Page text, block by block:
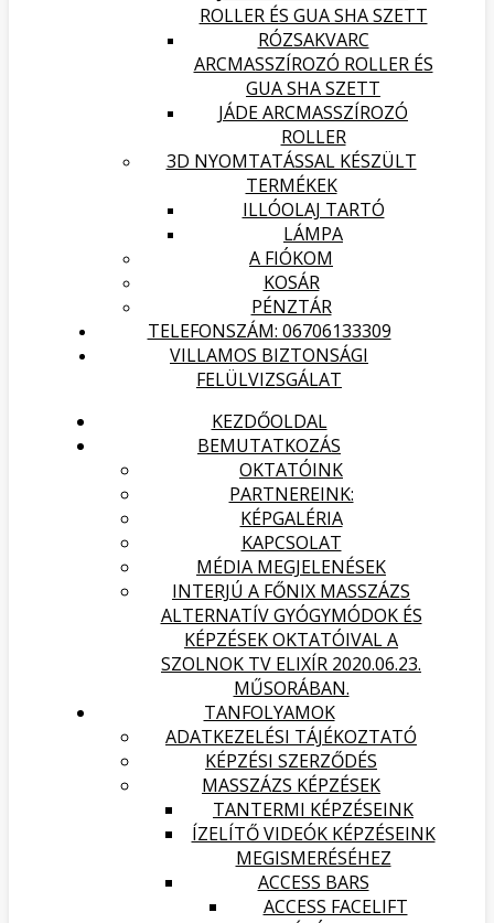
ROLLER ÉS GUA SHA SZETT
RÓZSAKVARC
ARCMASSZÍROZÓ ROLLER ÉS
GUA SHA SZETT
JÁDE ARCMASSZÍROZÓ
ROLLER
3D NYOMTATÁSSAL KÉSZÜLT
TERMÉKEK
ILLÓOLAJ TARTÓ
LÁMPA
A FIÓKOM
KOSÁR
PÉNZTÁR
TELEFONSZÁM: 06706133309
VILLAMOS BIZTONSÁGI
FELÜLVIZSGÁLAT
KEZDŐOLDAL
BEMUTATKOZÁS
OKTATÓINK
PARTNEREINK:
KÉPGALÉRIA
KAPCSOLAT
MÉDIA MEGJELENÉSEK
INTERJÚ A FŐNIX MASSZÁZS
ALTERNATÍV GYÓGYMÓDOK ÉS
KÉPZÉSEK OKTATÓIVAL A
SZOLNOK TV ELIXÍR 2020.06.23.
MŰSORÁBAN.
TANFOLYAMOK
ADATKEZELÉSI TÁJÉKOZTATÓ
KÉPZÉSI SZERZŐDÉS
MASSZÁZS KÉPZÉSEK
TANTERMI KÉPZÉSEINK
ÍZELÍTŐ VIDEÓK KÉPZÉSEINK
MEGISMERÉSÉHEZ
ACCESS BARS
ACCESS FACELIFT